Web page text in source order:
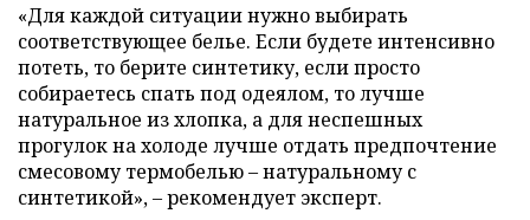
«Для каждой ситуации нужно выбирать
соответствующее белье. Если будете интенсивно
потеть, то берите синтетику, если просто
собираетесь спать под одеялом, то лучше
натуральное из хлопка, а для неспешных
прогулок на холоде лучше отдать предпочтение
смесовому термобелью – натуральному с
синтетикой», – рекомендует эксперт.